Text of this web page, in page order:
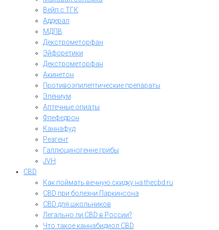
Вейп с ТГК
Аддерал
МДПВ
Декстрометорфан
Эйфоретики
Декстрометорфан
Акинетон
Противоэпилептические препараты
Элениум
Аптечные опиаты
Флефедрон
Каннафуд
Реагент
Галлюциногенне грибы
JVH
CBD
Как поймать вечную скидку на thecbd.ru
CBD при болезни Паркинсона
CBD для школьников
Легально ли CBD в России?
Что такое каннабидиол CBD